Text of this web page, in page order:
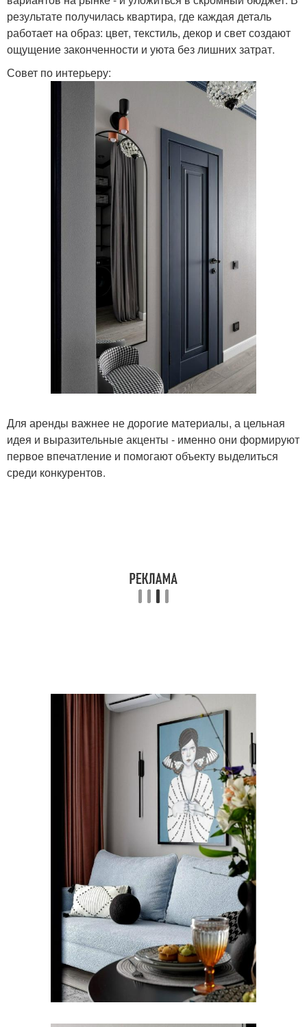
результате получилась квартира, где каждая деталь
работает на образ: цвет, текстиль, декор и свет создают
ощущение законченности и уюта без лишних затрат.
Совет по интерьеру:
Для аренды важнее не дорогие материалы, а цельная
идея и выразительные акценты - именно они формируют
первое впечатление и помогают объекту выделиться
среди конкурентов.